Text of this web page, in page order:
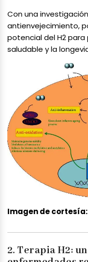
Con una
antienvejecimiento,
potencial del H2
saludable y la
Imagen de cortesía:
2. Terapia H2: